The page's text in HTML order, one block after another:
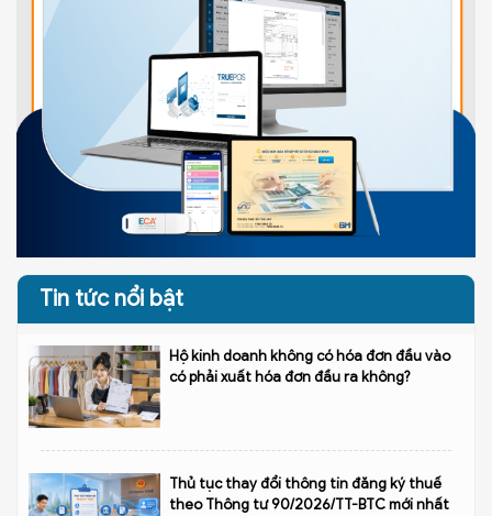
Tin tức nổi bật
Hộ kinh doanh không có hóa đơn đầu vào
có phải xuất hóa đơn đầu ra không?
Thủ tục thay đổi thông tin đăng ký thuế
theo Thông tư 90/2026/TT-BTC mới nhất